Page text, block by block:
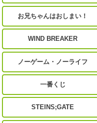
お兄ちゃんはおしまい！
WIND BREAKER
ノーゲーム・ノーライフ
一番くじ
STEINS;GATE